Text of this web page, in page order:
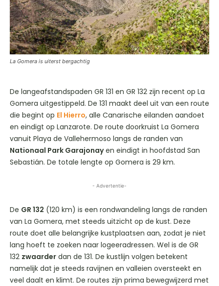
La Gomera is uiterst bergachtig
De langeafstandspaden GR 131 en GR 132 zijn recent op La
Gomera uitgestippeld. De 131 maakt deel uit van een route
die begint op El Hierro, alle Canarische eilanden aandoet
en eindigt op Lanzarote. De route doorkruist La Gomera
vanuit Playa de Vallehermoso langs de randen van
Nationaal Park Garajonayen eindigt in hoofdstad San
Sebastián. De totale lengte op Gomera is 29 km.
- Advertentie-
De GR 132 (120 km) is een rondwandeling langs de randen
van La Gomera, met steeds uitzicht op de kust. Deze
route doet alle belangrijke kustplaatsen aan, zodat je niet
lang hoeft te zoeken naar logeeradressen. Wel is de GR
132 zwaarder dan de 131. De kustlijn volgen betekent
namelijk dat je steeds ravijnen en valleien oversteekt en
veel daalt en klimt. De routes zijn prima bewegwijzerd met